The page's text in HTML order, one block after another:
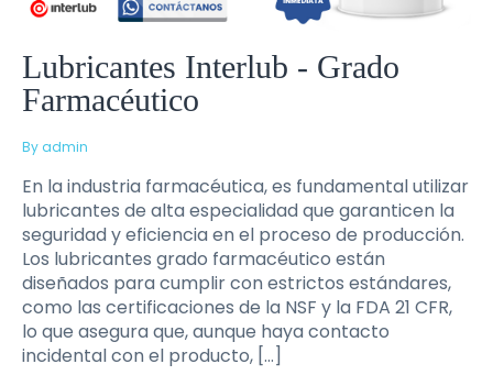
Lubricantes Interlub - Grado
Farmacéutico
By admin
En la industria farmacéutica, es fundamental utilizar
lubricantes de alta especialidad que garanticen la
seguridad y eficiencia en el proceso de producción.
Los lubricantes grado farmacéutico están
diseñados para cumplir con estrictos estándares,
como las certificaciones de la NSF y la FDA 21 CFR,
lo que asegura que, aunque haya contacto
incidental con el producto, […]